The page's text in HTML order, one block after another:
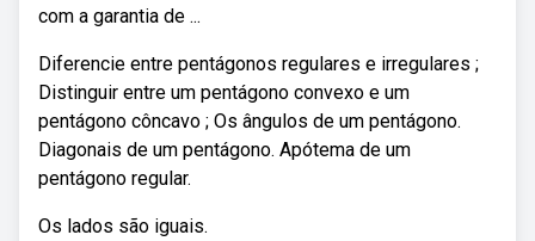
com a garantia de ...
Diferencie entre pentágonos regulares e irregulares ;
Distinguir entre um pentágono convexo e um
pentágono côncavo ; Os ângulos de um pentágono.
Diagonais de um pentágono. Apótema de um
pentágono regular.
Os lados são iguais.